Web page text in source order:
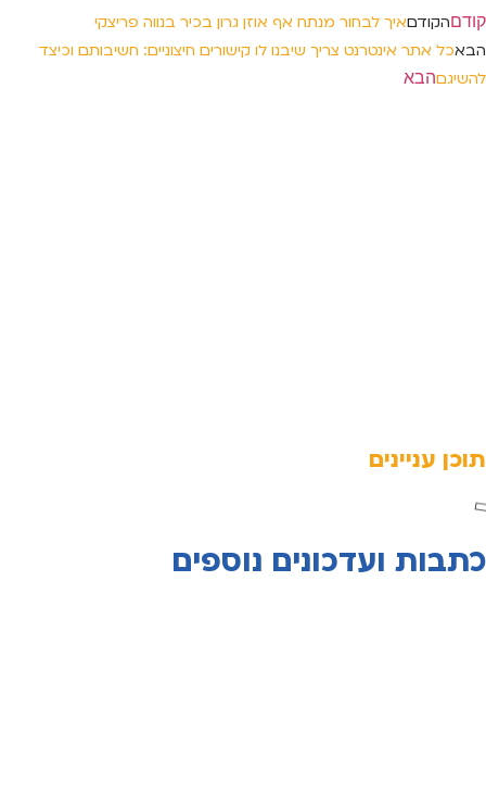
קודםהקודםאיך לבחור מנתח אף אוזן גרון בכיר בנווה פריצקי
הבאכל אתר אינטרנט צריך שיבנו לו קישורים חיצוניים: חשיבותם וכיצד
להשיגםהבא
תוכן עניינים
כתבות ועדכונים נוספים